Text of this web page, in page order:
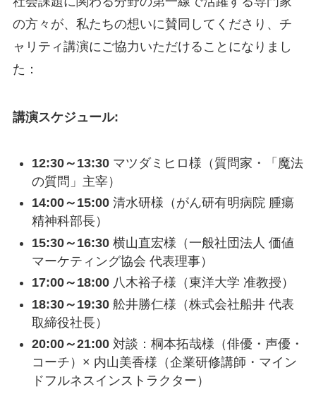
の方々が、私たちの想いに賛同してくださり、チ
ャリティ講演にご協力いただけることになりまし
た：
講演スケジュール:
12:30～13:30マツダミヒロ様（質問家・「魔法
の質問」主宰）
14:00～15:00清水研様（がん研有明病院 腫瘍
精神科部長）
15:30～16:30横山直宏様（一般社団法人 価値
マーケティング協会 代表理事）
17:00～18:00八木裕子様（東洋大学 准教授）
18:30～19:30舩井勝仁様（株式会社船井 代表
取締役社長）
20:00～21:00対談：桐本拓哉様（俳優・声優・
コーチ）× 内山美香様（企業研修講師・マイン
ドフルネスインストラクター）